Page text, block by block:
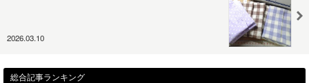
2026.03.10
総合記事ランキング